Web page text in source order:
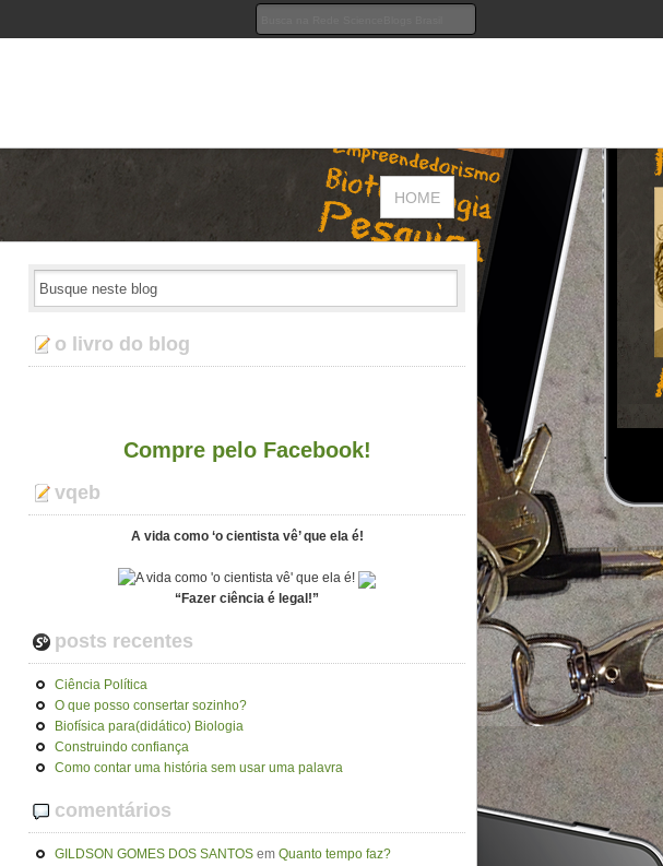
HOME
o livro do blog
Compre pelo Facebook!
vqeb
A vida como ‘o cientista vê’ que ela é!
“Fazer ciência é legal!”
posts recentes
Ciência Política
O que posso consertar sozinho?
Biofísica para(didático) Biologia
Construindo confiança
Como contar uma história sem usar uma palavra
comentários
GILDSON GOMES DOS SANTOS em Quanto tempo faz?